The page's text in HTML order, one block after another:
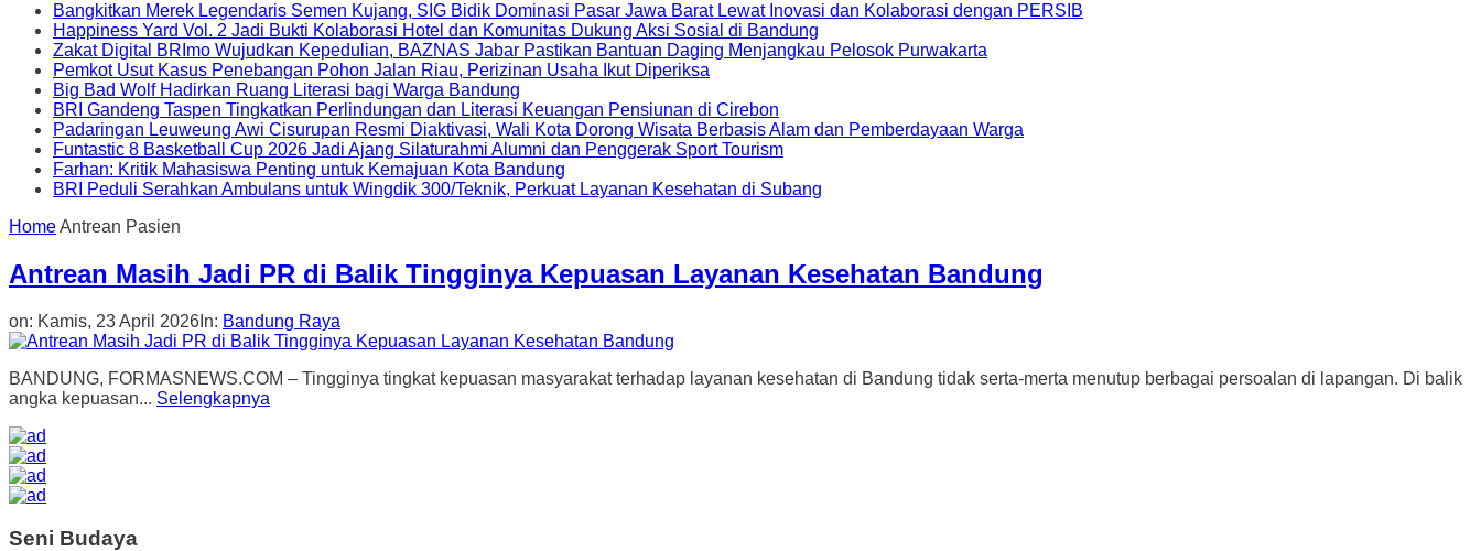
Bangkitkan Merek Legendaris Semen Kujang, SIG Bidik Dominasi Pasar Jawa Barat Lewat Inovasi dan Kolaborasi dengan PERSIB
Happiness Yard Vol. 2 Jadi Bukti Kolaborasi Hotel dan Komunitas Dukung Aksi Sosial di Bandung
Zakat Digital BRImo Wujudkan Kepedulian, BAZNAS Jabar Pastikan Bantuan Daging Menjangkau Pelosok Purwakarta
Pemkot Usut Kasus Penebangan Pohon Jalan Riau, Perizinan Usaha Ikut Diperiksa
Big Bad Wolf Hadirkan Ruang Literasi bagi Warga Bandung
BRI Gandeng Taspen Tingkatkan Perlindungan dan Literasi Keuangan Pensiunan di Cirebon
Padaringan Leuweung Awi Cisurupan Resmi Diaktivasi, Wali Kota Dorong Wisata Berbasis Alam dan Pemberdayaan Warga
Funtastic 8 Basketball Cup 2026 Jadi Ajang Silaturahmi Alumni dan Penggerak Sport Tourism
Farhan: Kritik Mahasiswa Penting untuk Kemajuan Kota Bandung
BRI Peduli Serahkan Ambulans untuk Wingdik 300/Teknik, Perkuat Layanan Kesehatan di Subang
HomeAntrean Pasien
Antrean Masih Jadi PR di Balik Tingginya Kepuasan Layanan Kesehatan Bandung
on: Kamis, 23 April 2026 In: Bandung Raya
BANDUNG, FORMASNEWS.COM – Tingginya tingkat kepuasan masyarakat terhadap layanan kesehatan di Bandung tidak serta-merta menutup berbagai persoalan di lapangan. Di balik
angka kepuasan... Selengkapnya
Seni Budaya